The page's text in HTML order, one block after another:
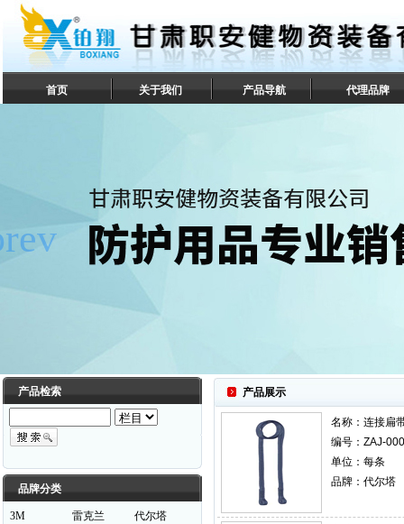
首页 关于我们 产品导航 代理品牌
产品检索
品牌分类
3M 雷克兰
代尔塔
产品展示
名称： 连接扁
编号：ZAJ-
单位：每条
品牌：代尔塔